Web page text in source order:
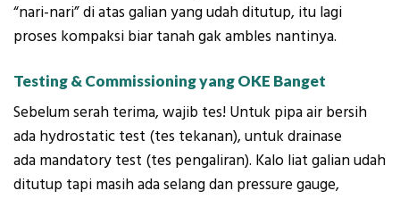
“nari-nari” di atas galian yang udah ditutup, itu lagi
proses kompaksi biar tanah gak ambles nantinya.
Testing & Commissioning yang OKE Banget
Sebelum serah terima, wajib tes! Untuk pipa air bersih
ada hydrostatic test (tes tekanan), untuk drainase
ada mandatory test (tes pengaliran). Kalo liat galian udah
ditutup tapi masih ada selang dan pressure gauge,